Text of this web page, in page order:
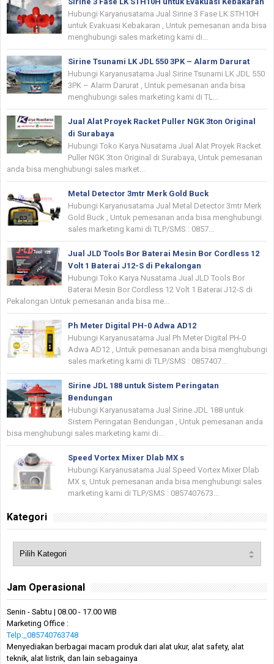
Hubungi Karyanusatama Jual Sirine 3 Fase LK STH10H
untuk Evakuasi Kebakaran , Untuk pemesanan anda bisa
menghubungi sales marketing kami di...
Sirine Tsunami LK JDL 550 3PK – Alarm Darurat
Hubungi Karyanusatama Jual Sirine Tsunami LK JDL 550
3PK – Alarm Darurat , Untuk pemesanan anda bisa
menghubungi sales marketing kami di TL...
Jual Alat Proyek Racket Puller NGK 3ton Original
di Surabaya
Hubungi Toko Karya Nusatama Jual Alat Proyek Racket
Puller NGK 3ton Original di Surabaya, Untuk pemesanan
anda bisa menghubungi sales market...
Metal Detector 3mtr Merk Gold Buck
Hubungi Karyanusatama Jual Metal Detector 3mtr Merk
Gold Buck , Untuk pemesanan anda bisa menghubungi
sales marketing kami di TLP/SMS : 0857...
Jual JLD Tools Bor Baterai Mesin Bor Cordless 12
Volt 1 Baterai J12-S di Pekalongan
Hubungi Toko Karya Nusatama Jual JLD Tools Bor
Baterai Mesin Bor Cordless 12 Volt 1 Baterai J12-S di
Pekalongan Untuk pemesanan anda bisa me...
Ph Meter Digital PH-0 Adwa AD12
Hubungi Karyanusatama Jual Ph Meter Digital PH-0
Adwa AD12 , Untuk pemesanan anda bisa menghubungi
sales marketing kami di TLP/SMS : 0857407...
Sirine JDL 188 untuk Sistem Peringatan
Bendungan
Hubungi Karyanusatama Jual Sirine JDL 188 untuk
Sistem Peringatan Bendungan , Untuk pemesanan anda
bisa menghubungi sales marketing kami di...
Speed Vortex Mixer Dlab MX s
Hubungi Karyanusatama Jual Speed Vortex Mixer Dlab
MX s, Untuk pemesanan anda bisa menghubungi sales
marketing kami di TLP/SMS : 0857407673...
Kategori
Jam Operasional
Senin - Sabtu | 08.00 - 17.00 WIB
Marketing Office :
Telp:_085740763748
Menyediakan berbagai macam produk dari alat ukur, alat safety, alat
teknik, alat listrik, dan lain sebagainya